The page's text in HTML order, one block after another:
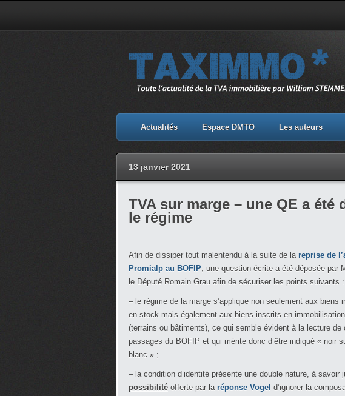
Actualités Espace DMTO Les auteurs
13 janvier 2021
TVA sur marge – une QE a
le régime
Afin de dissiper tout malentendu à la suite de la reprise de
Promialp au BOFIP, une question écrite a été déposée par
le Député Romain Grau afin de sécuriser les points suivants :
– le régime de la marge s’applique non seulement aux biens
en stock mais également aux biens inscrits en immobilisation
(terrains ou bâtiments), ce qui semble évident à la lecture de
passages du BOFIP et qui mérite donc d’être indiqué « noir
blanc » ;
– la condition d’identité présente une double nature, à
possibilité offerte par la réponse Vogel d’ignorer la